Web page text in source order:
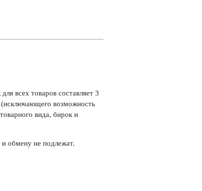
всех товаров составляет 3
(исключающего возможность
вида, бирок и
обмену не подлежат.